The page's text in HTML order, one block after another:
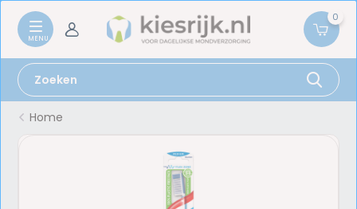
0
Home